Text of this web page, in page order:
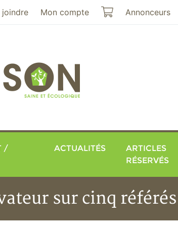
Mon compte Mon panier
Annonceurs
/
ACTUALITÉS
ARTICLES
RÉSERVÉS
sur cinq